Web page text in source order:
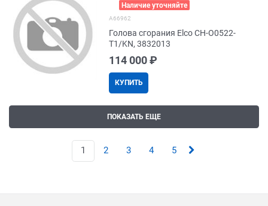
Наличие уточняйте
A66962
Голова сгорания Elco CH-O0522-
T1/KN, 3832013
114 000 ₽
КУПИТЬ
ПОКАЗАТЬ ЕЩЕ
1 2 3 4 5